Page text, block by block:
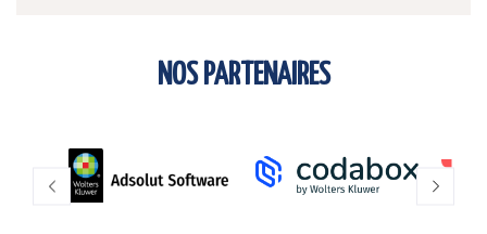
NOS PARTENAIRES